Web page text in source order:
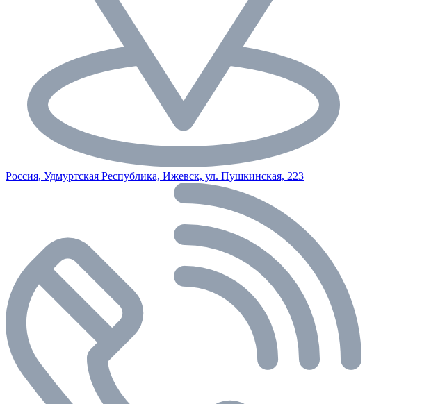
Россия, Удмуртская Республика, Ижевск, ул. Пушкинская, 223